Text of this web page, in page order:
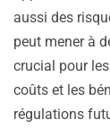
aussi des
peut mener à
crucial pour
coûts et les
régulations